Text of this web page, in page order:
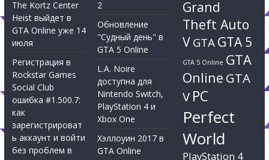
The Kortz Center
Heist выйдет в
GTA Online уже 14
июля
Регистрация в
Rockstar Games
Social Club
ошибка #1.500.7:
как
зарегистрироват
ь аккаунт и войти
без проблем в
2
Обновление
"Судный день" в
GTA 5 Online
L.A. Noire
доступна для
Nintendo Switch,
PlayStation 4 и
Xbox One
Хэллоуин 2017 в
GTA Online
Grand
Theft Auto
VGTAGTA 5
GTA 5 Online GTA
Online GTA
V PC
Perfect
World
PlayStation 4